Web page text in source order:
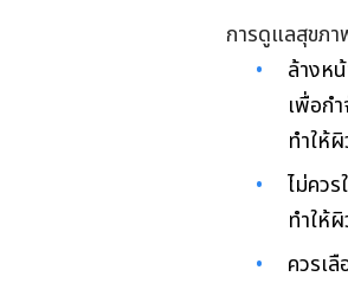
การดูแลสุขภ
ล้างห
เพื่อก
ทำให้
ไม่คว
ทำให้
ควรเ